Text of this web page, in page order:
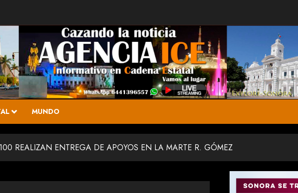
MUNDO
100 REALIZAN ENTREGA DE APOYOS EN LA MARTE R. GÓMEZ